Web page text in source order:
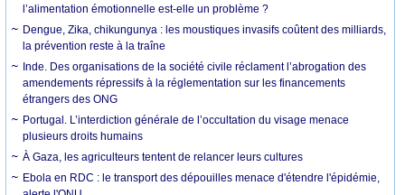
l’alimentation émotionnelle est-elle un problème ?
Dengue, Zika, chikungunya : les moustiques invasifs coûtent des milliards,
la prévention reste à la traîne
Inde. Des organisations de la société civile réclament l’abrogation des
amendements répressifs à la réglementation sur les financements
étrangers des ONG
Portugal. L’interdiction générale de l’occultation du visage menace
plusieurs droits humains
À Gaza, les agriculteurs tentent de relancer leurs cultures
Ebola en RDC : le transport des dépouilles menace d'étendre l'épidémie,